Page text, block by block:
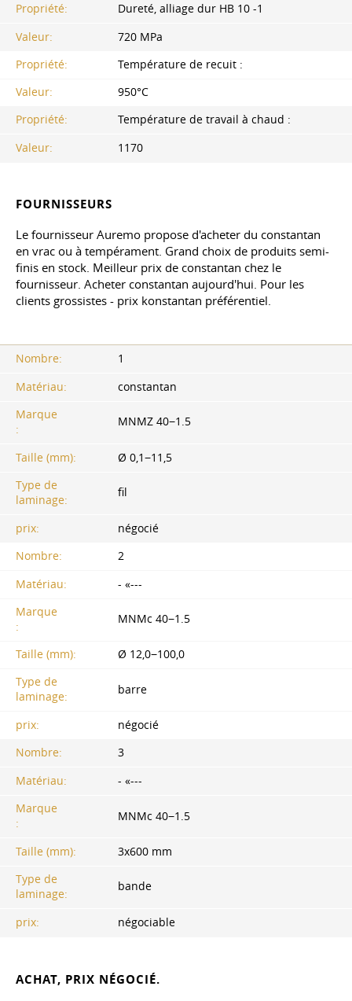
Propriété:
Dureté, alliage dur HB 10 -1
Valeur:
720 MPa
Propriété:
Température de recuit :
Valeur:
950°C
Propriété:
Température de travail à chaud :
Valeur:
1170
FOURNISSEURS
Le fournisseur Auremo propose d'acheter du constantan
en vrac ou à tempérament. Grand choix de produits semi-
finis en stock. Meilleur prix de constantan chez le
fournisseur. Acheter constantan aujourd'hui. Pour les
clients grossistes - prix konstantan préférentiel.
Nombre:
1
Matériau:
constantan
Marque
:
MNMZ 40−1.5
Taille (mm):
Ø 0,1−11,5
Type de
laminage:
fil
prix:
négocié
Nombre:
2
Matériau:
- «---
Marque
:
MNMc 40−1.5
Taille (mm):
Ø 12,0−100,0
Type de
laminage:
barre
prix:
négocié
Nombre:
3
Matériau:
- «---
Marque
:
MNMc 40−1.5
Taille (mm):
3х600 mm
Type de
laminage:
bande
prix: négociable
ACHAT, PRIX NÉGOCIÉ.